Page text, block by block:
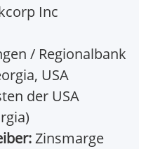
Inc
/ Regionalbank
USA
der USA
Zinsmarge